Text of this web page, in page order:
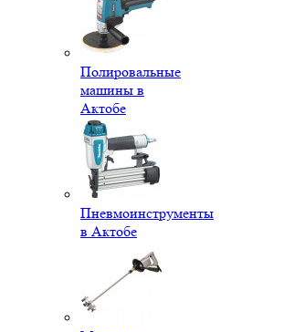
Полировальные
машины в
Актобе
Пневмоинструменты
в Актобе